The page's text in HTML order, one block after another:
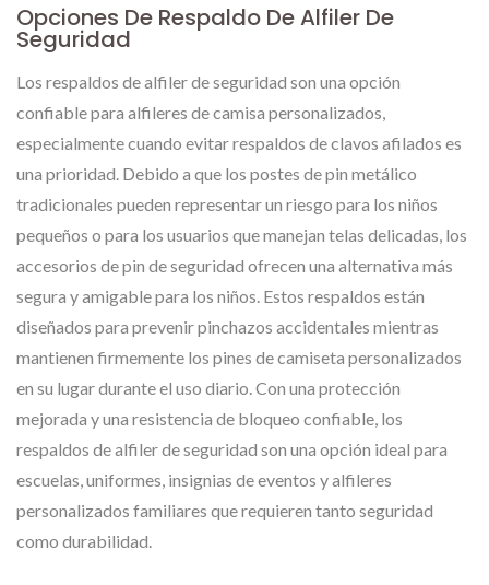
Opciones De Respaldo De Alfiler De
Seguridad
Los respaldos de alfiler de seguridad son una opción
confiable para alfileres de camisa personalizados,
especialmente cuando evitar respaldos de clavos afilados es
una prioridad. Debido a que los postes de pin metálico
tradicionales pueden representar un riesgo para los niños
pequeños o para los usuarios que manejan telas delicadas, los
accesorios de pin de seguridad ofrecen una alternativa más
segura y amigable para los niños. Estos respaldos están
diseñados para prevenir pinchazos accidentales mientras
mantienen firmemente los pines de camiseta personalizados
en su lugar durante el uso diario. Con una protección
mejorada y una resistencia de bloqueo confiable, los
respaldos de alfiler de seguridad son una opción ideal para
escuelas, uniformes, insignias de eventos y alfileres
personalizados familiares que requieren tanto seguridad
como durabilidad.